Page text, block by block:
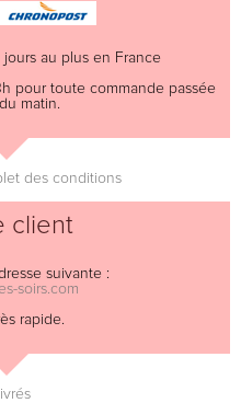
au plus en France
pour toute commande passée
matin.
des conditions
client
suivante :
soirs.com
rapide.